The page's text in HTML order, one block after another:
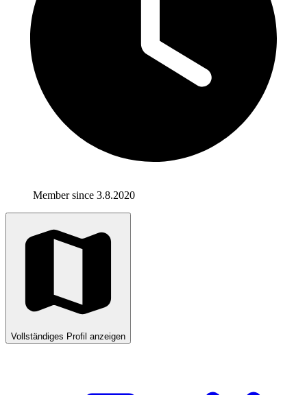
Member since 3.8.2020
Vollständiges Profil anzeigen